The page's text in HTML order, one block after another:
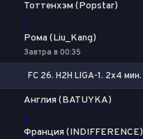
Тоттенхэм (Popstar)
-
Рома (Liu_Kang)
Завтра в 00:35
FC 26. H2H LIGA-1. 2x4 мин.
Англия (BATUYKA)
-
Франция (INDIFFERENCE)